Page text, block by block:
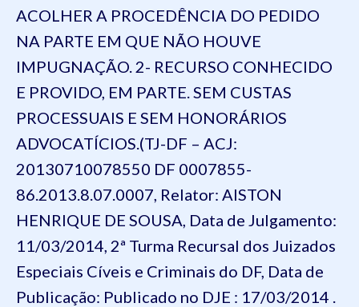
ACOLHER A PROCEDÊNCIA DO PEDIDO
NA PARTE EM QUE NÃO HOUVE
IMPUGNAÇÃO. 2- RECURSO CONHECIDO
E PROVIDO, EM PARTE. SEM CUSTAS
PROCESSUAIS E SEM HONORÁRIOS
ADVOCATÍCIOS.(TJ-DF – ACJ:
20130710078550 DF 0007855-
86.2013.8.07.0007, Relator: AISTON
HENRIQUE DE SOUSA, Data de Julgamento:
11/03/2014, 2ª Turma Recursal dos Juizados
Especiais Cíveis e Criminais do DF, Data de
Publicação: Publicado no DJE : 17/03/2014 .